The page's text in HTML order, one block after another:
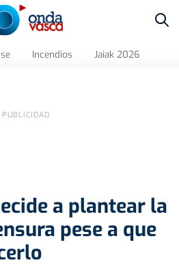
Incendios Jaiak 2026
a plantear la
pese a que